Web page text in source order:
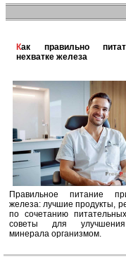
Как правильно питаться при
нехватке железа
Правильное питание
железа: лучшие продукты,
по сочетанию
советы для
минерала организмом.